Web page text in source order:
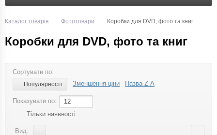
Каталог товарів Фототовари Коробки для DVD, фото та книг
Коробки для DVD, фото та книг
Сортувати по:
Популярності Зменшення ціни Назва Z-A
Показувати по:
12
Тільки наявності
Вид: